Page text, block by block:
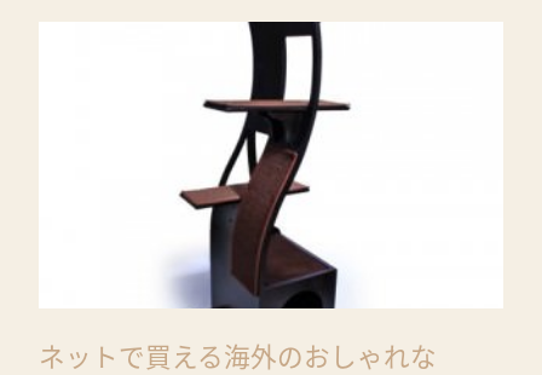
ネットで買える海外のおしゃれな